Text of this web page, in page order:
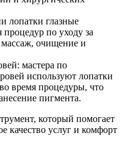
лопатки глазные
по уходу за
массаж, очищение и
мастера по
используют лопатки
время процедуры, что
пигмента.
который помогает
качество услуг и комфорт